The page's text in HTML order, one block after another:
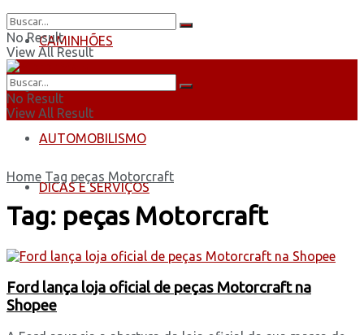
CAMINHÕES
ÔNIBUS
AUTOMOBILISMO
DICAS E SERVIÇOS
No Result
View All Result
No Result
View All Result
Home Tag peças Motorcraft
Tag: peças Motorcraft
Ford lança loja oficial de peças Motorcraft na
Shopee